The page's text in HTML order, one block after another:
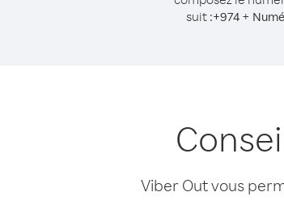
suit :+974 +
Viber Out vous